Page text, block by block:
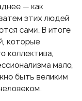
— как
этих людей
сами. В итоге
которые
коллектива,
мало,
быть великим